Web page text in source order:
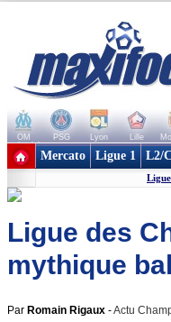
OM PSG Lyon Lille
+ de clubs
Mercato Ligue 1 L2/
Ligue des
mythique
Par Romain Rigaux -Actu